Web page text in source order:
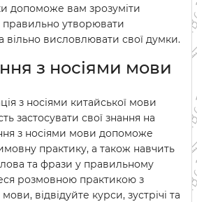
допоможе вам зрозуміти
правильно утворювати
вільно висловлювати свої думки.
з носіями мови
з носіями китайської мови
застосувати свої знання на
з носіями мови допоможе
практику, а також навчить
та фрази у правильному
розмовною практикою з
відвідуйте курси, зустрічі та